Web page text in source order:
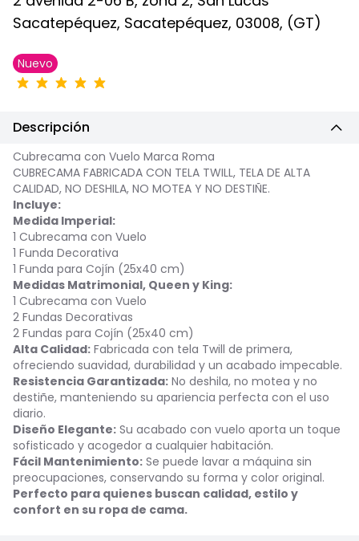
Sacatepéquez, Sacatepéquez, 03008, (GT)
Nuevo
Descripción
Cubrecama con Vuelo Marca Roma
CUBRECAMA FABRICADA CON TELA TWILL, TELA DE ALTA
CALIDAD, NO DESHILA, NO MOTEA Y NO DESTIÑE.
Incluye:
Medida Imperial:
1 Cubrecama con Vuelo
1 Funda Decorativa
1 Funda para Cojín (25x40 cm)
Medidas Matrimonial, Queen y King:
1 Cubrecama con Vuelo
2 Fundas Decorativas
2 Fundas para Cojín (25x40 cm)
Alta Calidad: Fabricada con tela Twill de primera,
ofreciendo suavidad, durabilidad y un acabado impecable.
Resistencia Garantizada: No deshila, no motea y no
destiñe, manteniendo su apariencia perfecta con el uso
diario.
Diseño Elegante: Su acabado con vuelo aporta un toque
sofisticado y acogedor a cualquier habitación.
Fácil Mantenimiento: Se puede lavar a máquina sin
preocupaciones, conservando su forma y color original.
Perfecto para quienes buscan calidad, estilo y
confort en su ropa de cama.